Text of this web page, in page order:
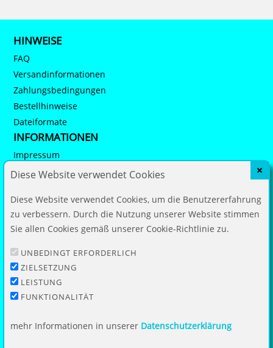
HINWEISE
FAQ
Versandinformationen
Zahlungsbedingungen
Bestellhinweise
Dateiformate
INFORMATIONEN
Impressum
Datenschutz
Widerruf
Barrierefreiheit
Vertrag widerrufen
KUNDENBEREICH
Mein Konto
Warenkorb
KONTAKT
Diese Website verwendet Cookies
Diese Website verwendet Cookies, um die Benutzererfahrung
zu verbessern. Durch die Nutzung unserer Website stimmen
Sie allen Cookies gemäß unserer Cookie-Richtlinie zu.
UNBEDINGT ERFORDERLICH
ZIELSETZUNG
LEISTUNG
FUNKTIONALITÄT
mehr Informationen in unserer Datenschutzerklärung